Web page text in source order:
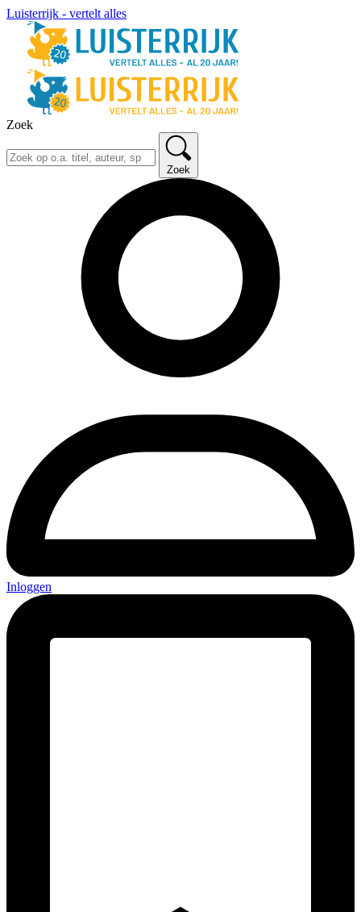
Luisterrijk - vertelt alles
Zoek
Zoek
Inloggen